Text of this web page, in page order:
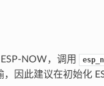
NOW，调用
因此建议在初始化